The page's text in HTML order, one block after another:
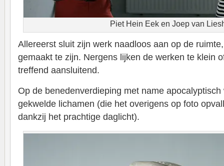
Piet Hein Eek en Joep van
Allereerst sluit zijn werk naadloos aan op de
gemaakt te zijn. Nergens lijken de werken te klein
treffend aansluitend.
Op de benedenverdieping met name
gekwelde lichamen (die het overigens op foto
dankzij het prachtige daglicht).